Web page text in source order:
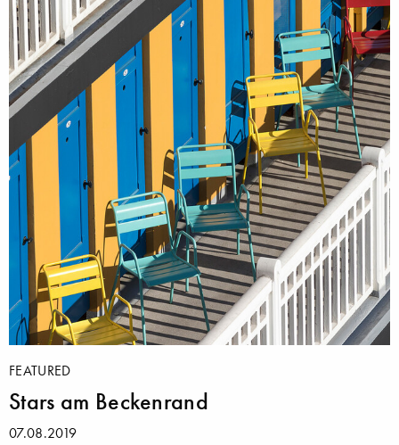
FEATURED
Stars am Beckenrand
07.08.2019